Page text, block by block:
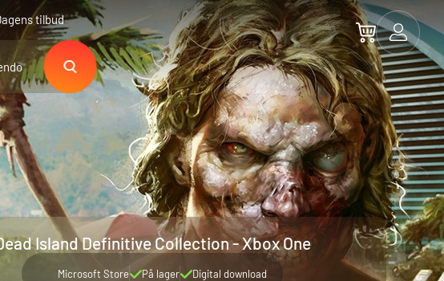
tilbud
Island Definitive Collection - Xbox One
Microsoft Store På lager Digital download